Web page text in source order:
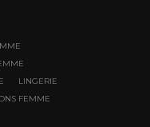
LINGERIE
FEMME